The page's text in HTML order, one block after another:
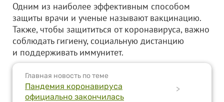
Одним из наиболее эффективным способом
защиты врачи и ученые называют вакцинацию.
Также, чтобы защититься от коронавируса, важно
соблюдать гигиену, социальную дистанцию
и поддерживать иммунитет.
Главная новость по теме
Пандемия коронавируса
официально закончилась
>